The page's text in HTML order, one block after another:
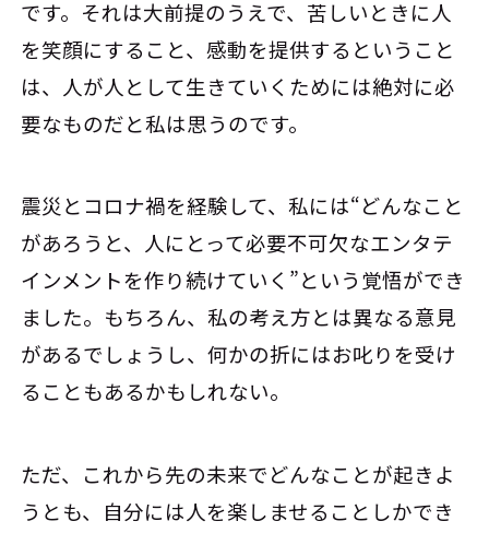
です。それは大前提のうえで、苦しいときに人
を笑顔にすること、感動を提供するということ
は、人が人として生きていくためには絶対に必
要なものだと私は思うのです。
震災とコロナ禍を経験して、私には“どんなこと
があろうと、人にとって必要不可欠なエンタテ
インメントを作り続けていく”という覚悟ができ
ました。もちろん、私の考え方とは異なる意見
があるでしょうし、何かの折にはお叱りを受け
ることもあるかもしれない。
ただ、これから先の未来でどんなことが起きよ
うとも、自分には人を楽しませることしかでき